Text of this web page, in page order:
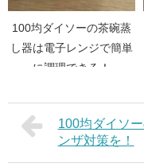
100均ダイソーの茶碗蒸
し器は電子レンジで簡単
に調理できる！
100均ダイソ
ンザ対策を！